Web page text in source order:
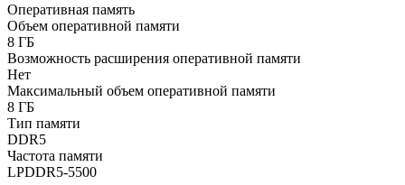
Оперативная память
Объем оперативной памяти
8 ГБ
Возможность расширения оперативной памяти
Нет
Максимальный объем оперативной памяти
8 ГБ
Тип памяти
DDR5
Частота памяти
LPDDR5-5500